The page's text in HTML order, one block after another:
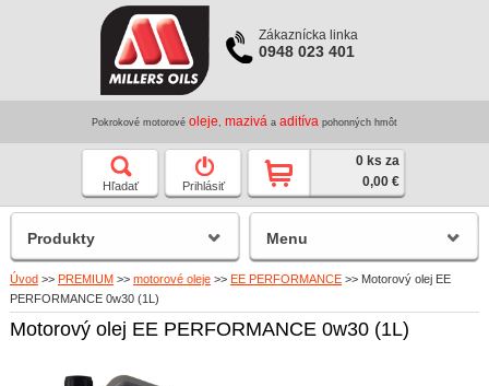
Zákaznícka linka
0948 023 401
Pokrokové motorové oleje mazivá a aditíva pohonných hmôt
Hľadať Prihlásiť
0 ks za
0,00 €
Úvod >> PREMIUM >> motorové oleje >> EE PERFORMANCE >> Motorový olej EE
PERFORMANCE 0w30 (1L)
Motorový olej EE PERFORMANCE 0w30 (1L)
Produkty Menu